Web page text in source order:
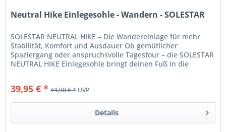
Neutral Hike Einlegesohle - Wandern - SOLESTAR
SOLESTAR NEUTRAL HIKE – Die Wandereinlage für mehr
Stabilität, Komfort und Ausdauer Ob gemütlicher
Spaziergang oder anspruchsvolle Tagestour – die SOLESTAR
NEUTRAL HIKE Einlegesohle bringt deinen Fuß in die
39,95 € * 44,90 € *UVP
Details